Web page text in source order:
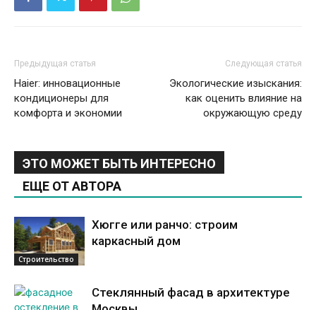
Предыдущая статья
Haier: инновационные
кондиционеры для
комфорта и экономии
Следующая статья
Экологические изыскания:
как оценить влияние на
окружающую среду
ЭТО МОЖЕТ БЫТЬ ИНТЕРЕСНО
ЕЩЕ ОТ АВТОРА
Строительство
Хюгге или ранчо: строим
каркасный дом
Стеклянный фасад в архитектуре